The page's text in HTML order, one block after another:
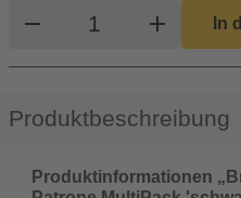
remove Produktadd In
Produktbeschreibung
Produktinformationen